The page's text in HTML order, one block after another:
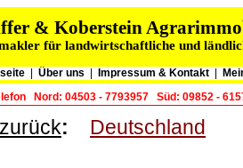
& Koberstein
für landwirtschaftliche und
Über uns Impressum & Kontakt
Nord: 04503 - 7793957 Süd: 09852 -
zurück: Deutschland